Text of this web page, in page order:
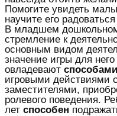
Помогите увидеть
научите его
В младшем
стремление к
основным видом
значение игры для
овладевают способами
игровыми действиями
заместителями,
ролевого поведения.
лет способен